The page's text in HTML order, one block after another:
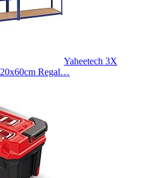
Yaheetech 3X
Regal…